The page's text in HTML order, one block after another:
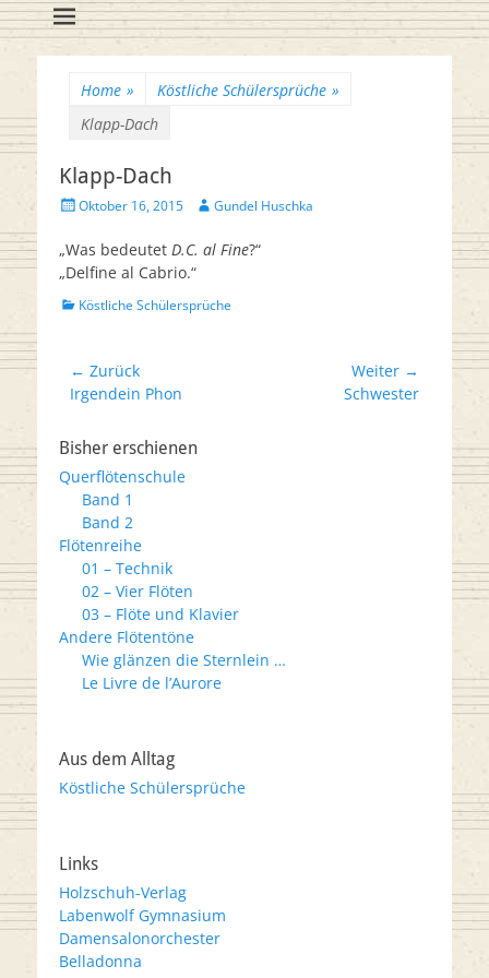
Flötenreihe
Huschka-Bähr
Suche
nach:
Home » Köstliche Schülersprüche »
Klapp-Dach
Klapp-Dach
Veröffentlicht
Oktober 16, 2015 AutorGundel Huschka
„Was bedeutet D.C. al Fine?“
„Delfine al Cabrio.“
Kategorien
Köstliche Schülersprüche
Beitrags-
Navigation
← Zurück
Vorheriger
Irgendein Phon
Weiter →
Schwester
Bisher erschienen
Querflötenschule
Band 1
Band 2
Flötenreihe
01 – Technik
02 – Vier Flöten
03 – Flöte und Klavier
Andere Flötentöne
Wie glänzen die Sternlein …
Le Livre de l’Aurore
Aus dem Alltag
Köstliche Schülersprüche
Links
Holzschuh-Verlag
Labenwolf Gymnasium
Damensalonorchester
Belladonna